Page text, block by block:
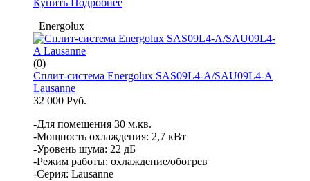
Купить Подробнее
Energolux
(0)
Сплит-система Energolux SAS09L4-A/SAU09L4-A
Lausanne
32 000 Руб.
-Для помещения 30 м.кв.
-Мощность охлаждения: 2,7 кВт
-Уровень шума: 22 дБ
-Режим работы: охлаждение/обогрев
-Серия: Lausanne